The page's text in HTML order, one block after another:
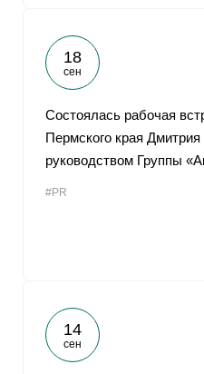
18
сен
Состоялась рабочая
Пермского края
руководством Группы
#PR
14
сен